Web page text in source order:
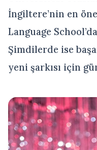
İngiltere’nin en
Language
Şimdilerde ise
yeni şarkısı için